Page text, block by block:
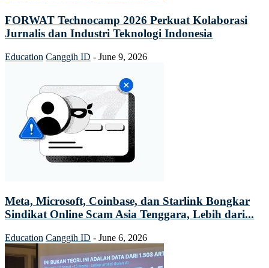
FORWAT Technocamp 2026 Perkuat Kolaborasi
Jurnalis dan Industri Teknologi Indonesia
Education Canggih ID - June 9, 2026
Meta, Microsoft, Coinbase, dan Starlink Bongkar
Sindikat Online Scam Asia Tenggara, Lebih dari...
Education Canggih ID - June 6, 2026